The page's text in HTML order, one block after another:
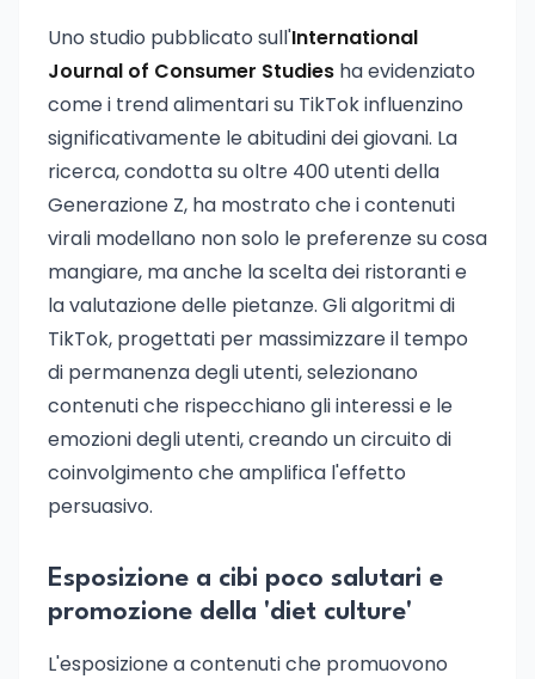
Uno studio pubblicato sull'International
Journal of Consumer Studies ha evidenziato
come i trend alimentari su TikTok influenzino
significativamente le abitudini dei giovani. La
ricerca, condotta su oltre 400 utenti della
Generazione Z, ha mostrato che i contenuti
virali modellano non solo le preferenze su cosa
mangiare, ma anche la scelta dei ristoranti e
la valutazione delle pietanze. Gli algoritmi di
TikTok, progettati per massimizzare il tempo
di permanenza degli utenti, selezionano
contenuti che rispecchiano gli interessi e le
emozioni degli utenti, creando un circuito di
coinvolgimento che amplifica l'effetto
persuasivo.
Esposizione a cibi poco salutari e
promozione della 'diet culture'
L'esposizione a contenuti che promuovono